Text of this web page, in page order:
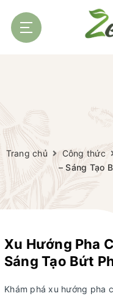
Trang chủ Công thức
– Sáng Tạo
Xu Hướng Pha
Sáng Tạo Bứt
Khám phá xu hướng pha